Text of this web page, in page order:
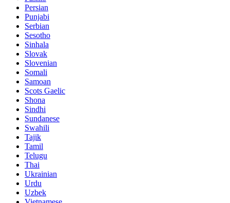
Persian
Punjabi
Serbian
Sesotho
Sinhala
Slovak
Slovenian
Somali
Samoan
Scots Gaelic
Shona
Sindhi
Sundanese
Swahili
Tajik
Tamil
Telugu
Thai
Ukrainian
Urdu
Uzbek